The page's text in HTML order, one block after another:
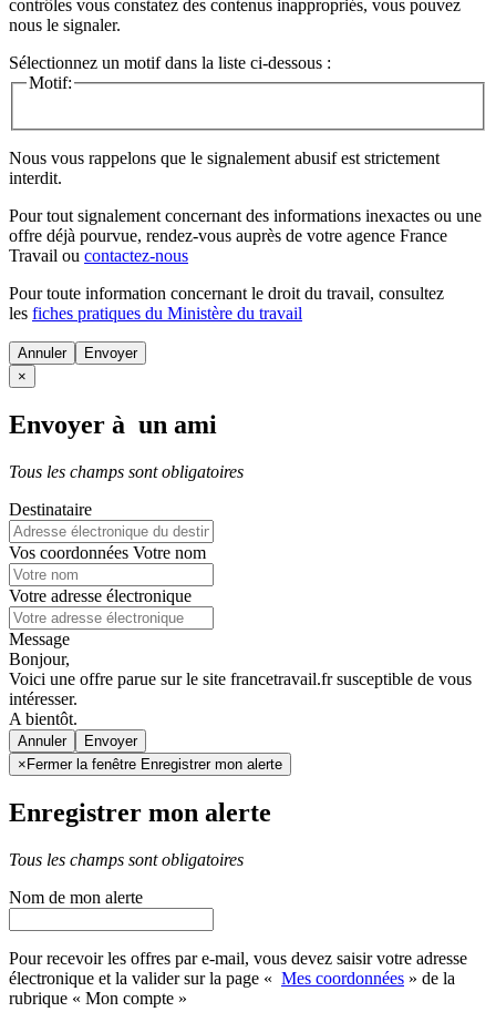
contrôles vous constatez des contenus inappropriés, vous pouvez
nous le signaler.
Sélectionnez un motif dans la liste ci-dessous :
Motif:
Nous vous rappelons que le signalement abusif est strictement
interdit.
Pour tout signalement concernant des informations inexactes ou une
offre déjà pourvue, rendez-vous auprès de votre agence France
Travail ou contactez-nous
Pour toute information concernant le droit du travail, consultez
les fiches pratiques du Ministère du travail
Annuler
×
Envoyer à un ami
Tous les champs sont obligatoires
Destinataire
Vos coordonnées Votre nom
Votre adresse électronique
Message
Bonjour,
Voici une offre parue sur le site francetravail.fr susceptible de vous
intéresser.
A bientôt.
Annuler
× Fermer la fenêtre Enregistrer mon alerte
Enregistrer mon alerte
Tous les champs sont obligatoires
Nom de mon alerte
Pour recevoir les offres par e-mail, vous devez saisir votre adresse
électronique et la valider sur la page « Mes coordonnées » de la
rubrique « Mon compte »